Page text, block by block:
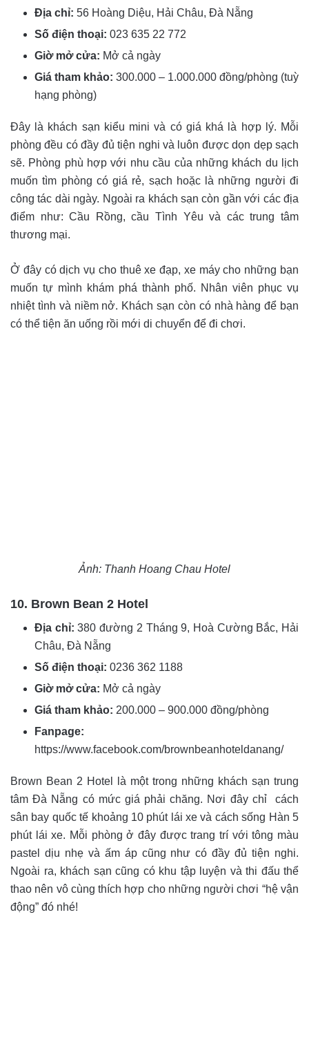
Địa chỉ: 56 Hoàng Diệu, Hải Châu, Đà Nẵng
Số điện thoại: 023 635 22 772
Giờ mở cửa: Mở cả ngày
Giá tham khảo: 300.000 – 1.000.000 đồng/phòng (tuỳ
hạng phòng)
Đây là khách sạn kiểu mini và có giá khá là hợp lý. Mỗi
phòng đều có đầy đủ tiện nghi và luôn được dọn dẹp sạch
sẽ. Phòng phù hợp với nhu cầu của những khách du lịch
muốn tìm phòng có giá rẻ, sạch hoặc là những người đi
công tác dài ngày. Ngoài ra khách sạn còn gần với các địa
điểm như: Cầu Rồng, cầu Tình Yêu và các trung tâm
thương mại.
Ở đây có dịch vụ cho thuê xe đạp, xe máy cho những bạn
muốn tự mình khám phá thành phố. Nhân viên phục vụ
nhiệt tình và niềm nở. Khách sạn còn có nhà hàng để bạn
có thể tiện ăn uống rồi mới di chuyển để đi chơi.
Ảnh: Thanh Hoang Chau Hotel
10. Brown Bean 2 Hotel
Địa chỉ: 380 đường 2 Tháng 9, Hoà Cường Bắc, Hải
Châu, Đà Nẵng
Số điện thoại: 0236 362 1188
Giờ mở cửa: Mở cả ngày
Giá tham khảo: 200.000 – 900.000 đồng/phòng
Fanpage:
https://www.facebook.com/brownbeanhoteldanang/
Brown Bean 2 Hotel là một trong những khách sạn trung
tâm Đà Nẵng có mức giá phải chăng. Nơi đây chỉ cách
sân bay quốc tế khoảng 10 phút lái xe và cách sống Hàn 5
phút lái xe. Mỗi phòng ở đây được trang trí với tông màu
pastel dịu nhẹ và ấm áp cũng như có đầy đủ tiện nghi.
Ngoài ra, khách sạn cũng có khu tập luyện và thi đấu thể
thao nên vô cùng thích hợp cho những người chơi “hệ vận
động” đó nhé!